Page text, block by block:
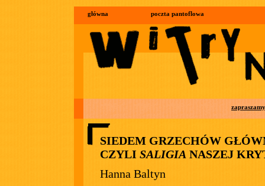
główna poczta pantoflowa
zapraszamy
SIEDEM GRZECHÓW
CZYLI SALIGIA NASZEJ
Hanna Baltyn